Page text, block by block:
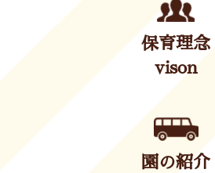
保育理念
vison
園の紹介